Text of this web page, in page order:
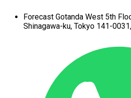
Forecast Gotanda West 5th
Shinagawa-ku, Tokyo 141-